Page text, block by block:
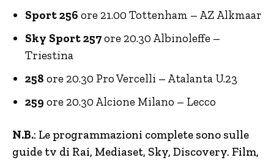
Sport 256 ore 21.00 Tottenham – AZ Alkmaar
Sky Sport 257ore 20.30 Albinoleffe –
Triestina
258 ore 20.30 Pro Vercelli – Atalanta U.23
259 ore 20.30 Alcione Milano – Lecco
N.B.: Le programmazioni complete sono sulle
guide tv di Rai, Mediaset, Sky, Discovery. Film,